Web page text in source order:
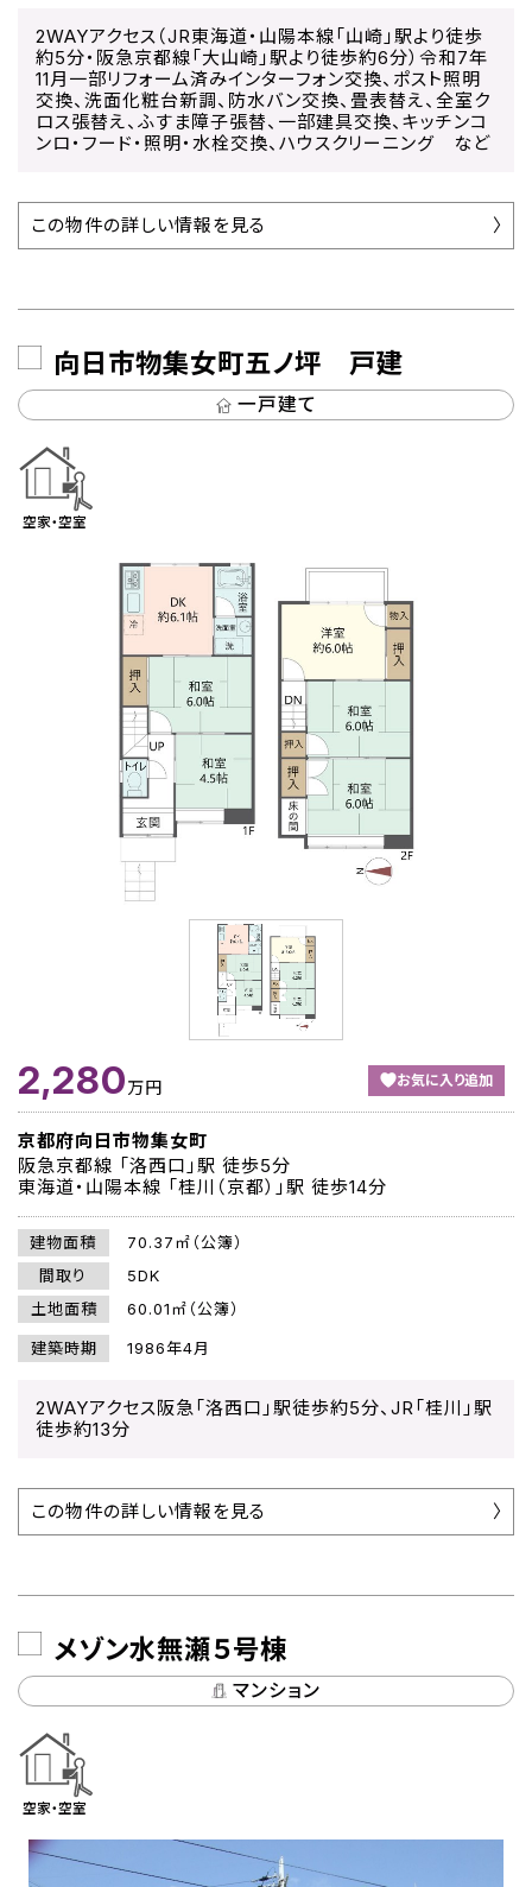
2WAYアクセス（JR東海道・山陽本線「山崎」駅より徒歩
約5分・阪急京都線「大山崎」駅より徒歩約6分）令和7年
11月一部リフォーム済みインターフォン交換、ポスト照明
交換、洗面化粧台新調、防水バン交換、畳表替え、全室ク
ロス張替え、ふすま障子張替、一部建具交換、キッチンコ
ンロ・フード・照明・水栓交換、ハウスクリーニング など
この物件の詳しい情報を見る
向日市物集女町五ノ坪 戸建
一戸建て
空家・空室
お気に入り追加
2,280万円
京都府向日市物集女町
阪急京都線 「洛西口」駅 徒歩5分
東海道・山陽本線 「桂川（京都）」駅 徒歩14分
建物面積
70.37㎡（公簿）
間取り
5DK
土地面積
60.01㎡（公簿）
建築時期 1986年4月
2WAYアクセス阪急「洛西口」駅徒歩約5分、JR「桂川」駅
徒歩約13分
この物件の詳しい情報を見る
メゾン水無瀬５号棟
マンション
空家・空室